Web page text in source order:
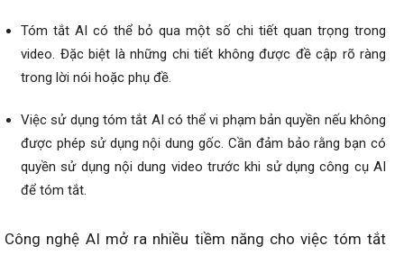
Tóm tắt AI có thể bỏ qua một số chi tiết quan trọng trong
video. Đặc biệt là những chi tiết không được đề cập rõ ràng
trong lời nói hoặc phụ đề.
Việc sử dụng tóm tắt AI có thể vi phạm bản quyền nếu không
được phép sử dụng nội dung gốc. Cần đảm bảo rằng bạn có
quyền sử dụng nội dung video trước khi sử dụng công cụ AI
để tóm tắt.
Công nghệ AI mở ra nhiều tiềm năng cho việc tóm tắt